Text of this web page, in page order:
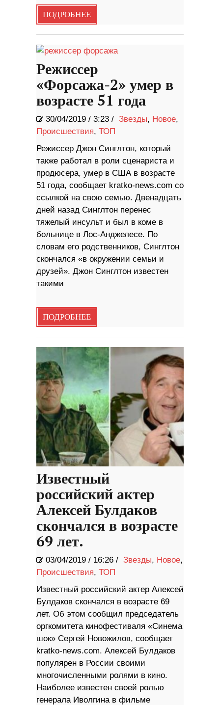
ПОДРОБНЕЕ
Режиссер
«Форсажа-2» умер в
возрасте 51 года
30/04/2019 / 3:23 / Звезды, Новое,
Происшествия, ТОП
Режиссер Джон Синглтон, который
также работал в роли сценариста и
продюсера, умер в США в возрасте
51 года, сообщает kratko-news.com со
ссылкой на свою семью. Двенадцать
дней назад Синглтон перенес
тяжелый инсульт и был в коме в
больнице в Лос-Анджелесе. По
словам его родственников, Синглтон
скончался «в окружении семьи и
друзей». Джон Синглтон известен
такими
ПОДРОБНЕЕ
Известный
российский актер
Алексей Булдаков
скончался в возрасте
69 лет.
03/04/2019 / 16:26 / Звезды, Новое,
Происшествия, ТОП
Известный российский актер Алексей
Булдаков скончался в возрасте 69
лет. Об этом сообщил председатель
оргкомитета кинофестиваля «Синема
шок» Сергей Новожилов, сообщает
kratko-news.com. Алексей Булдаков
популярен в России своими
многочисленными ролями в кино.
Наиболее известен своей ролью
генерала Иволгина в фильме